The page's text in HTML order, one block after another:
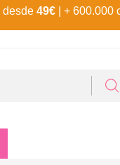
desde 49€ | + 600.000